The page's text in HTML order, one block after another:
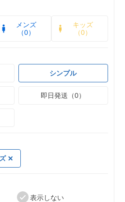
メンズ
（0）
キッズ
（0）
シンプル
即日発送（0）
表示しない